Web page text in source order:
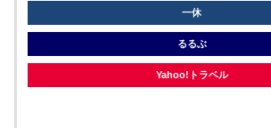
一休
るるぶ
Yahoo!トラベル